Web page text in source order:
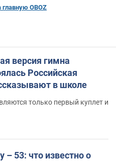
главную OBOZ
версия гимна
Российская
в школе
только первый куплет и
53: что известно о